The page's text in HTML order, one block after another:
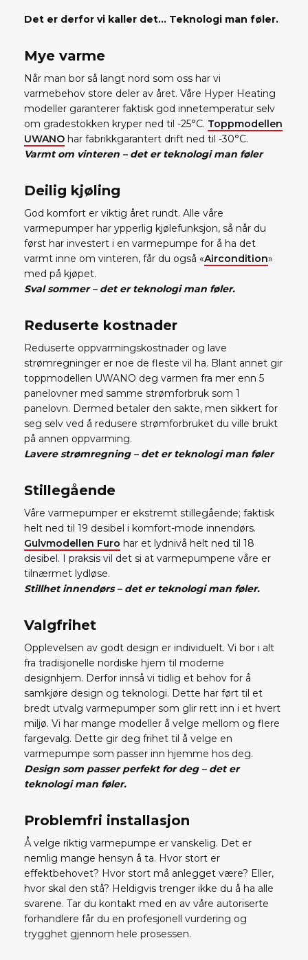
Det er derfor vi kaller det… Teknologi man føler.
Mye varme
Når man bor så langt nord som oss har vi
varmebehov store deler av året. Våre Hyper Heating
modeller garanterer faktisk god innetemperatur selv
om gradestokken kryper ned til -25°C. Toppmodellen
UWANO har fabrikkgarantert drift ned til -30°C.
Varmt om vinteren – det er teknologi man føler
Deilig kjøling
God komfort er viktig året rundt. Alle våre
varmepumper har ypperlig kjølefunksjon, så når du
først har investert i en varmepumpe for å ha det
varmt inne om vinteren, får du også «Aircondition»
med på kjøpet.
Sval sommer – det er teknologi man føler.
Reduserte kostnader
Reduserte oppvarmingskostnader og lave
strømregninger er noe de fleste vil ha. Blant annet gir
toppmodellen UWANO deg varmen fra mer enn 5
panelovner med samme strømforbruk som 1
panelovn. Dermed betaler den sakte, men sikkert for
seg selv ved å redusere strømforbruket du ville brukt
på annen oppvarming.
Lavere strømregning – det er teknologi man føler
Stillegående
Våre varmepumper er ekstremt stillegående; faktisk
helt ned til 19 desibel i komfort-mode innendørs.
Gulvmodellen Furo har et lydnivå helt ned til 18
desibel. I praksis vil det si at varmepumpene våre er
tilnærmet lydløse.
Stillhet innendørs – det er teknologi man føler.
Valgfrihet
Opplevelsen av godt design er individuelt. Vi bor i alt
fra tradisjonelle nordiske hjem til moderne
designhjem. Derfor innså vi tidlig et behov for å
samkjøre design og teknologi. Dette har ført til et
bredt utvalg varmepumper som glir rett inn i et hvert
miljø. Vi har mange modeller å velge mellom og flere
fargevalg. Dette gir deg frihet til å velge en
varmepumpe som passer inn hjemme hos deg.
Design som passer perfekt for deg – det er
teknologi man føler.
Problemfri installasjon
Å velge riktig varmepumpe er vanskelig. Det er
nemlig mange hensyn å ta. Hvor stort er
effektbehovet? Hvor stort må anlegget være? Eller,
hvor skal den stå? Heldigvis trenger ikke du å ha alle
svarene. Tar du kontakt med en av våre autoriserte
forhandlere får du en profesjonell vurdering og
trygghet gjennom hele prosessen.